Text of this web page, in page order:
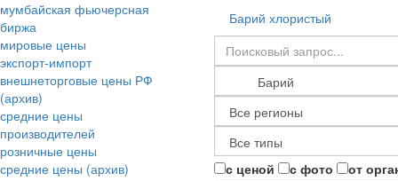
мумбайская фьючерсная
биржа
мировые цены
экспорт-импорт
внешнеторговые цены РФ
(архив)
средние цены
производителей
розничные цены
средние цены (архив)
Барий хлористый
с ценой с фото от